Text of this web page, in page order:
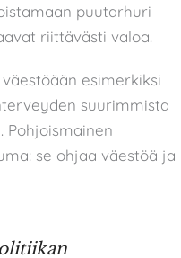
puutarhuri
riittävästi valoa.
esimerkiksi
suurimmista
Pohjoismainen
se ohjaa väestöä ja